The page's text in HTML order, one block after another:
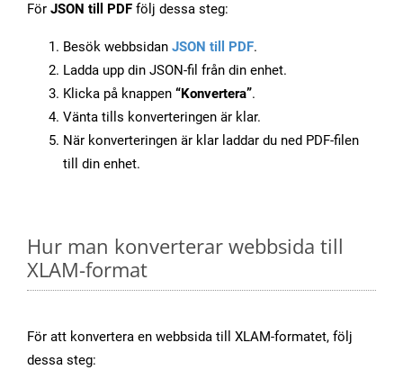
För JSON till PDF följ dessa steg:
Besök webbsidan JSON till PDF.
Ladda upp din JSON-fil från din enhet.
Klicka på knappen “Konvertera”.
Vänta tills konverteringen är klar.
När konverteringen är klar laddar du ned PDF-filen
till din enhet.
Hur man konverterar webbsida till
XLAM-format
För att konvertera en webbsida till XLAM-formatet, följ
dessa steg: